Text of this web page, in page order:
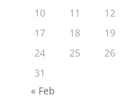
10
11 12
17
18 19
24
25 26
31
« Feb